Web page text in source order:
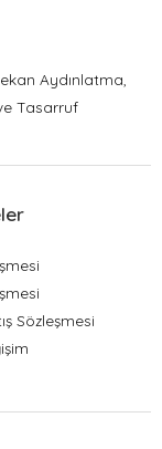
Aydınlatma,
Tasarruf
Sözleşmesi